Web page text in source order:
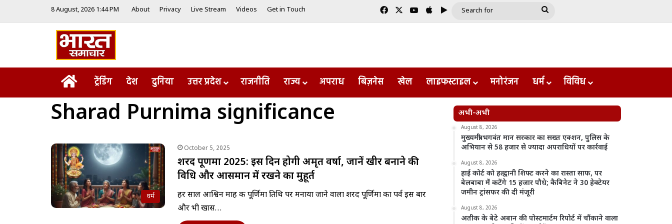
8 August, 2026 1:44 PM About Privacy Live Stream Videos Get in Touch FacebookYouTube
AppleGoogle Play
Search
Homeट्रेंडिंग देश दुनिया उत्तर प्रदेश राजनीति राज्य अपराध बिज़नेस खेल लाइफस्टाइल मनोरंजन धर्म विविध
Sharad Purnima significance
धर्म
October 5, 2025
शरद पूर्णिमा 2025: इस दिन होगी अमृत वर्षा, जानें खीर बनाने की
विधि और आसमान में रखने का मुहूर्त
हर साल आश्विन माह की पूर्णिमा तिथि पर मनाया जाने वाला शरद पूर्णिमा का पर्व इस बार
और भी खास…
अभी-अभी
August 8, 2026
मुख्यमंत्री भगवंत मान सरकार का सख्त एक्शन, पुलिस के
अभियान से 58 हजार से ज्यादा अपराधियों पर कार्रवाई
August 8, 2026
हाई कोर्ट को हल्द्वानी शिफ्ट करने का रास्ता साफ, पर
बेलबाबा में कटेंगे 15 हजार पौधे; कैबिनेट ने 30 हेक्टेयर
जमीन ट्रांसफर की दी मंजूरी
August 8, 2026
अतीक के बेटे अबान की पोस्टमार्टम रिपोर्ट में चौंकाने वाला